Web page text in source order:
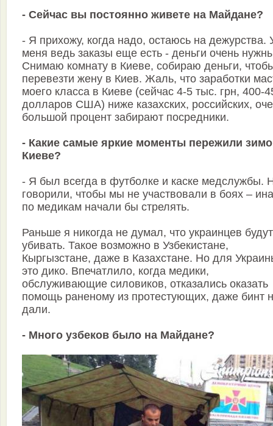
- Сейчас вы постоянно живете на Майдане?
- Я прихожу, когда надо, остаюсь на дежурства.
меня ведь заказы еще есть - деньги очень
Снимаю комнату в Киеве, собираю деньги,
перевезти жену в Киев. Жаль, что заработки
моего класса в Киеве (сейчас 4-5 тыс. грн, 400-
долларов США) ниже казахских, российских,
большой процент забирают посредники.
- Какие самые яркие моменты пережили
Киеве?
- Я был всегда в футболке и каске медслужбы.
говорили, чтобы мы не участвовали в боях –
по медикам начали бы стрелять.
Раньше я никогда не думал, что украинцев будут
убивать. Такое возможно в Узбекистане,
Кыргызстане, даже в Казахстане. Но для
это дико. Впечатлило, когда медики,
обслуживающие силовиков, отказались оказать
помощь раненому из протестующих, даже бинт
дали.
- Много узбеков было на Майдане?